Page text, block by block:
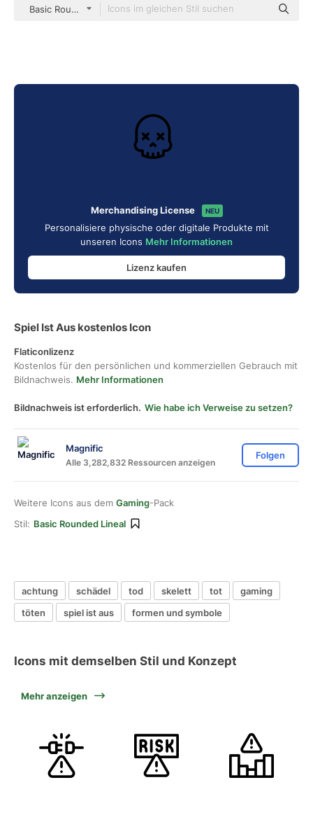
Basic Rounded Lineal
Merchandising License NEU
Personalisiere physische oder digitale Produkte mit
unseren Icons Mehr Informationen
Lizenz kaufen
Spiel Ist Aus kostenlos Icon
Flaticonlizenz
Kostenlos für den persönlichen und kommerziellen Gebrauch mit
Bildnachweis. Mehr Informationen
Bildnachweis ist erforderlich. Wie habe ich Verweise zu setzen?
Magnific
Alle 3,282,832 Ressourcen anzeigen
Folgen
Weitere Icons aus dem Gaming-Pack
Stil: Basic Rounded Lineal
achtung schädel tod skelett tot
gaming
töten
spiel ist aus formen und symbole
Icons mit demselben Stil und Konzept
Mehr anzeigen